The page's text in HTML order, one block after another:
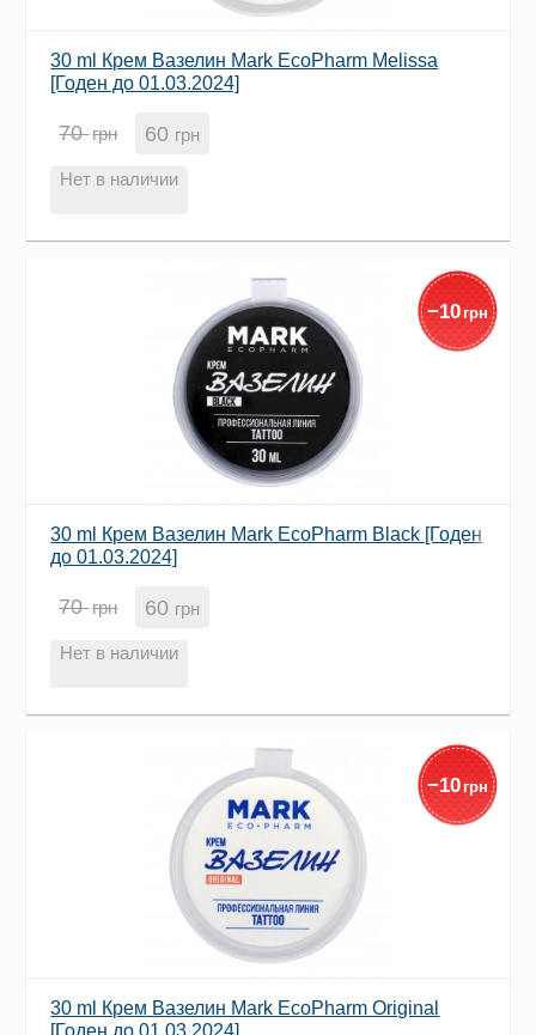
30 ml Крем Вазелин Mark EcoPharm Melissa
[Годен до 01.03.2024]
70грн 60 грн
Нет в наличии
−10грн
30 ml Крем Вазелин Mark EcoPharm Black [Годен
до 01.03.2024]
70грн 60 грн
Нет в наличии
−10грн
30 ml Крем Вазелин Mark EcoPharm Original
[Годен до 01.03.2024]